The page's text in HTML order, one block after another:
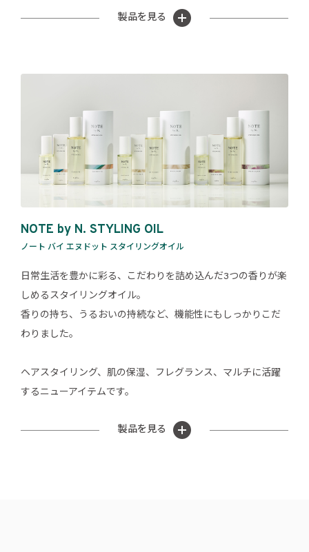
製品を見る
NOTE by N. STYLING OIL
ノート バイ エヌドット スタイリングオイル
日常生活を豊かに彩る、こだわりを詰め込んだ3つの香りが楽
しめるスタイリングオイル。
香りの持ち、うるおいの持続など、機能性にもしっかりこだ
わりました。
ヘアスタイリング、肌の保湿、フレグランス、マルチに活躍
するニューアイテムです。
製品を見る